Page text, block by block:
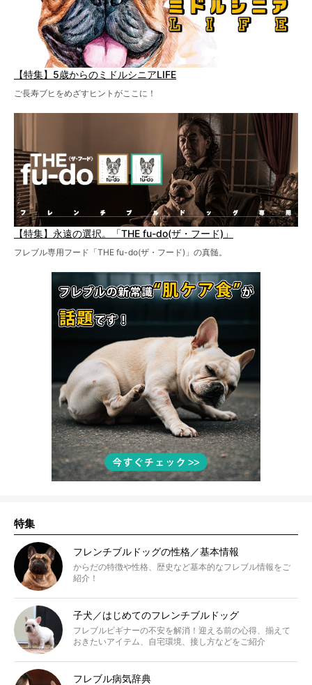
【特集】5歳からのミドルシニアLIFE
ご長寿ブヒをめざすヒントがここに！
【特集】永遠の選択。「THE fu-do(ザ・フード)」
フレブル専用フード「THE fu-do(ザ・フード)」の真髄。
特集
フレンチブルドッグの性格／基本情報
からだの特徴や性格、歴史など基本的なフレブル情報をご
紹介！
子犬／はじめてのフレンチブルドッグ
フレブルビギナーの不安を解消！迎える前の心得、揃えて
おきたいアイテム、自宅環境、接し方などをご紹介
フレブル病気辞典